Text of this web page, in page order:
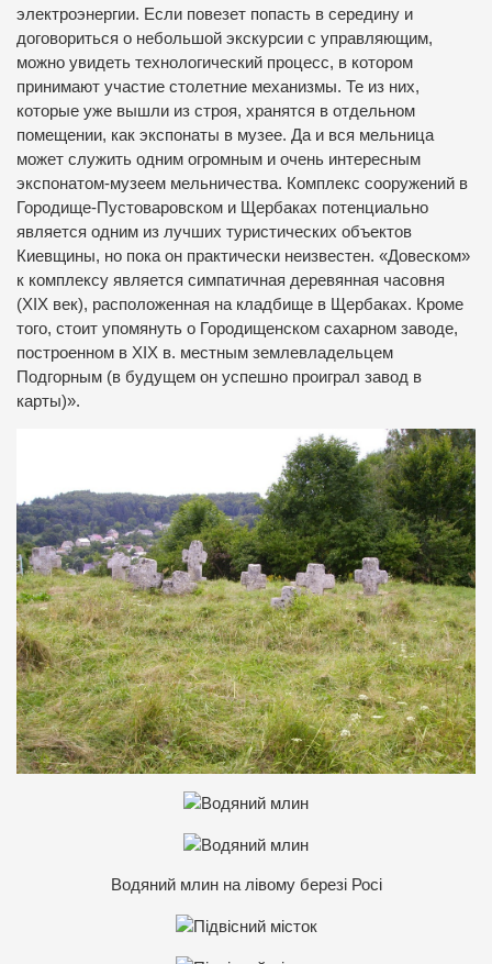
электроэнергии. Если повезет попасть в середину и
договориться о небольшой экскурсии с управляющим,
можно увидеть технологический процесс, в котором
принимают участие столетние механизмы. Те из них,
которые уже вышли из строя, хранятся в отдельном
помещении, как экспонаты в музее. Да и вся мельница
может служить одним огромным и очень интересным
экспонатом-музеем мельничества. Комплекс сооружений в
Городище-Пустоваровском и Щербаках потенциально
является одним из лучших туристических объектов
Киевщины, но пока он практически неизвестен. «Довеском»
к комплексу является симпатичная деревянная часовня
(XIX век), расположенная на кладбище в Щербаках. Кроме
того, стоит упомянуть о Городищенском сахарном заводе,
построенном в XIX в. местным землевладельцем
Подгорным (в будущем он успешно проиграл завод в
карты)».
Водяний млин на лівому березі Росі